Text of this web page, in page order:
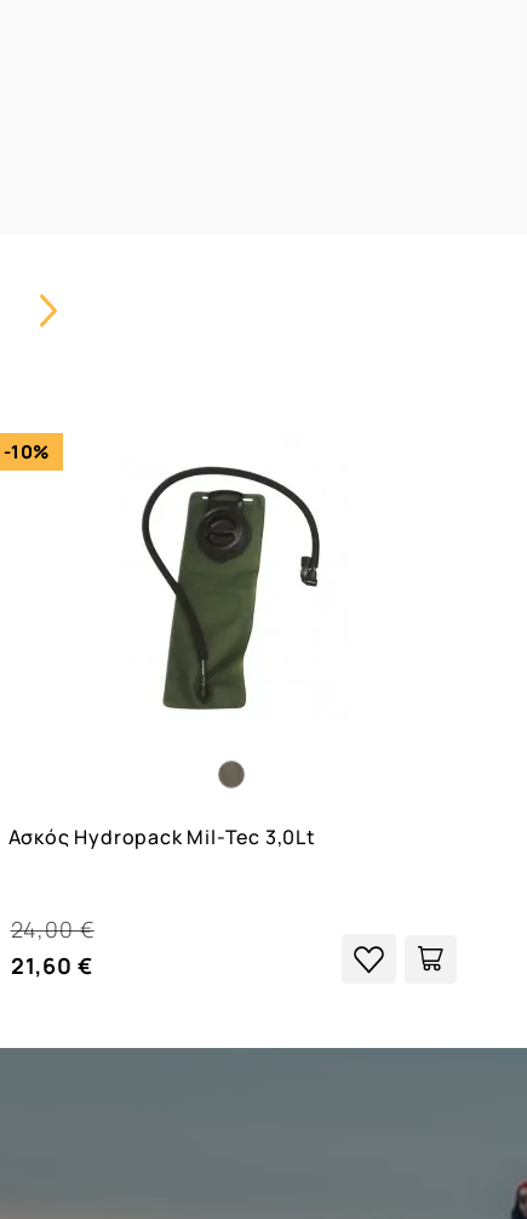
Ασκός Hydropack Mil-Tec 3,0Lt
21,60 €
24,00 €
-10%